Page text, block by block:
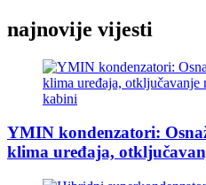
najnovije vijesti
YMIN kondenzatori:
klima uređaja,